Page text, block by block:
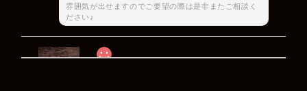
雰囲気が出せますのでご要望の際は是非またご相談く
ださい♪